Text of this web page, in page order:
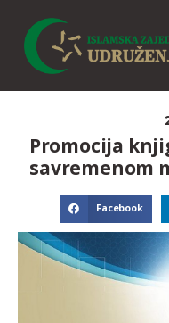
Promocija
savremenom
Facebook